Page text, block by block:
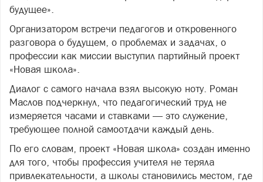
будущее».
Организатором встречи педагогов и откровенного
разговора о будущем, о проблемах и задачах, о
профессии как миссии выступил партийный проект
«Новая школа».
Диалог с самого начала взял высокую ноту. Роман
Маслов подчеркнул, что педагогический труд не
измеряется часами и ставками — это служение,
требующее полной самоотдачи каждый день.
По его словам, проект «Новая школа» создан именно
для того, чтобы профессия учителя не теряла
привлекательности, а школы становились местом, где